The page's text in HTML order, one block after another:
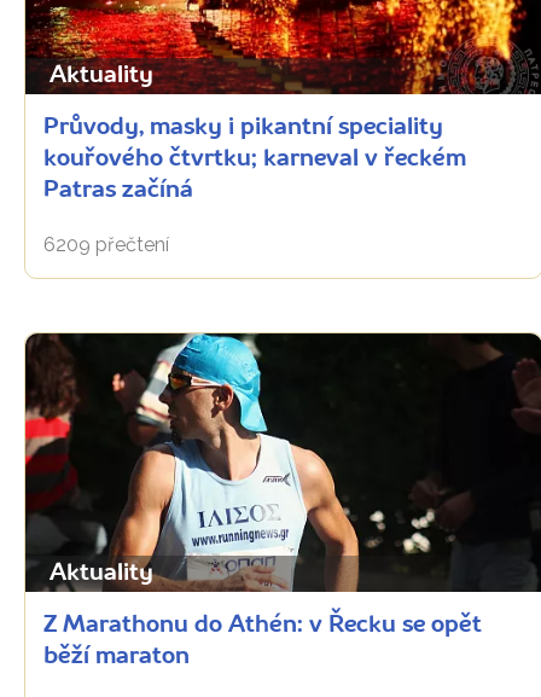
Aktuality
Průvody, masky i pikantní speciality
kouřového čtvrtku; karneval v řeckém
Patras začíná
6209 přečtení
Aktuality
Z Marathonu do Athén: v Řecku se opět
běží maraton